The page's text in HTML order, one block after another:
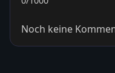
Noch keine